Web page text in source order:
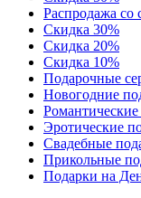
Распродажа со
Скидка 30%
Скидка 20%
Скидка 10%
Подарочные
Новогодние
Эротические
Свадебные
Прикольные
Подарки на